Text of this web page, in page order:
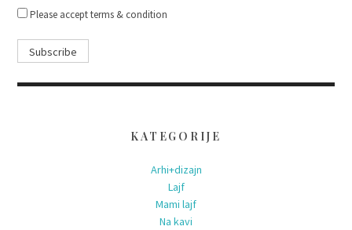
Please accept terms & condition
KATEGORIJE
Arhi+dizajn
Lajf
Mami lajf
Na kavi